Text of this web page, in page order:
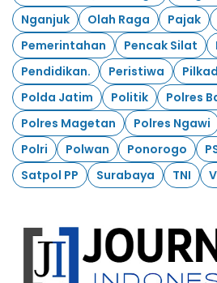
Nganjuk
Olah Raga Pajak
Pemerintahan
Pencak Silat
Pendidikan.
Peristiwa
Polda Jatim
Politik Polres
Polres Magetan
Polres Ngawi
Polri
Polwan Ponorogo
Satpol PP
Surabaya TNI